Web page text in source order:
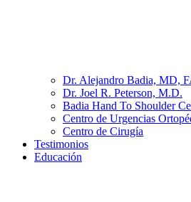
Dr. Alejandro Badia, MD,
Dr. Joel R. Peterson, M.D.
Badia Hand To Shoulder
Centro de Urgencias
Centro de Cirugía
Testimonios
Educación